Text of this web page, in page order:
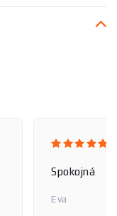
Spokojná
Eva